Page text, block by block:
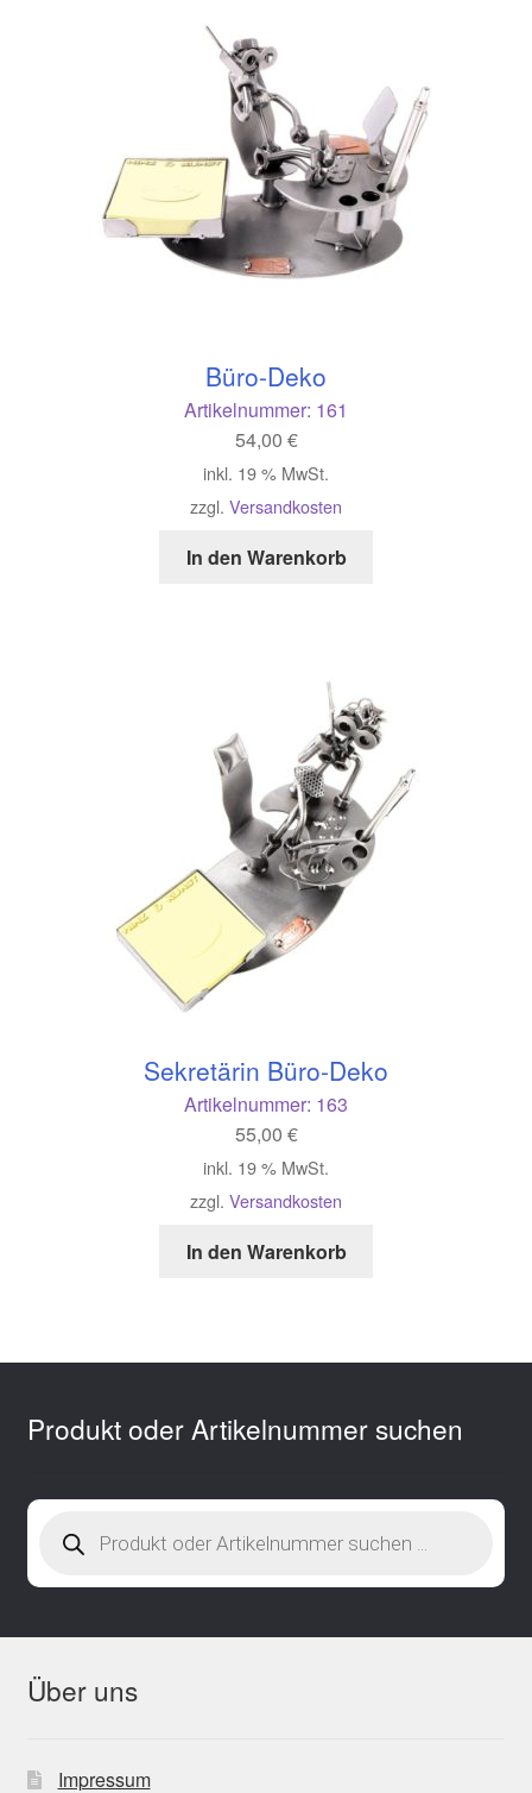
Büro-Deko
Artikelnummer: 161
54,00 €
inkl. 19 % MwSt.
zzgl. Versandkosten
In den Warenkorb
Sekretärin Büro-Deko
Artikelnummer: 163
55,00 €
inkl. 19 % MwSt.
zzgl. Versandkosten
In den Warenkorb
Produkt oder Artikelnummer suchen
search
Über uns
Impressum